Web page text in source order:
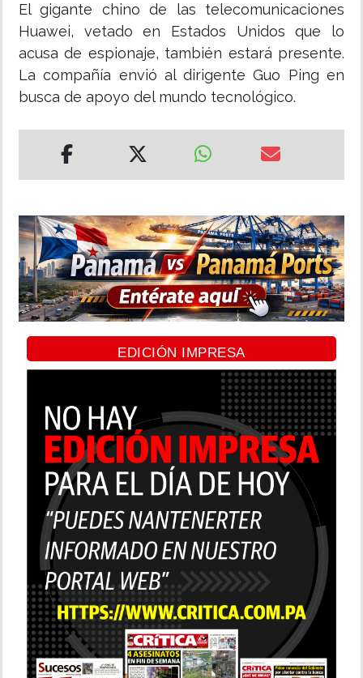
El gigante chino de las telecomunicaciones
Huawei, vetado en Estados Unidos que lo
acusa de espionaje, también estará presente.
La compañía envió al dirigente Guo Ping en
busca de apoyo del mundo tecnológico.
EDICIÓN IMPRESA